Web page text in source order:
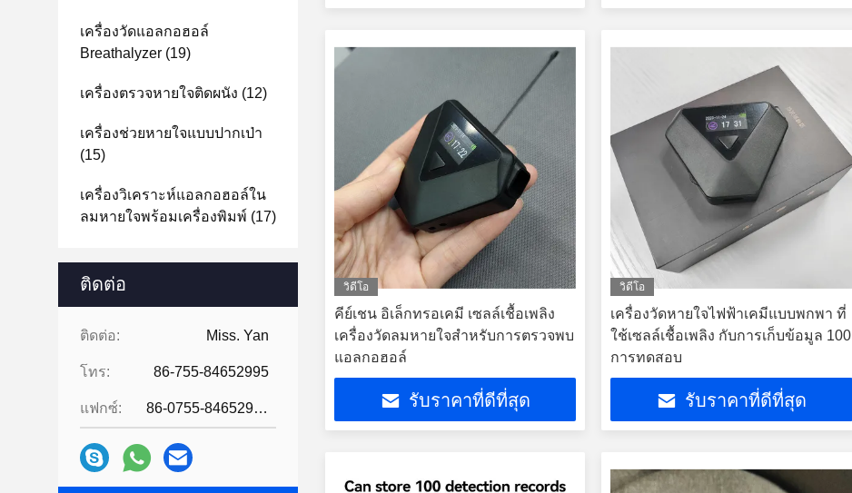
เครื่องวัดแอลกอฮอล์
Breathalyzer (19)
เครื่องตรวจหายใจติดผนัง (12)
เครื่องช่วยหายใจแบบปากเป่า
(15)
เครื่องวิเคราะห์แอลกอฮอล์ใน
ลมหายใจพร้อมเครื่องพิมพ์ (17)
ติดต่อ
ติดต่อ: Miss. Yan
โทร: 86-755-84652995
แฟกซ์: 86-0755-84652995
วิดีโอ
คีย์เชน อิเล็กทรอเคมี เซลล์เชื้อเพลิง
เครื่องวัดลมหายใจสําหรับการตรวจพบ
แอลกอฮอล์
รับราคาที่ดีที่สุด
วิดีโอ
เครื่องวัดหายใจไฟฟ้าเคมีแบบพกพา ที่
ใช้เซลล์เชื้อเพลิง กับการเก็บข้อมูล 100
การทดสอบ
รับราคาที่ดีที่สุด